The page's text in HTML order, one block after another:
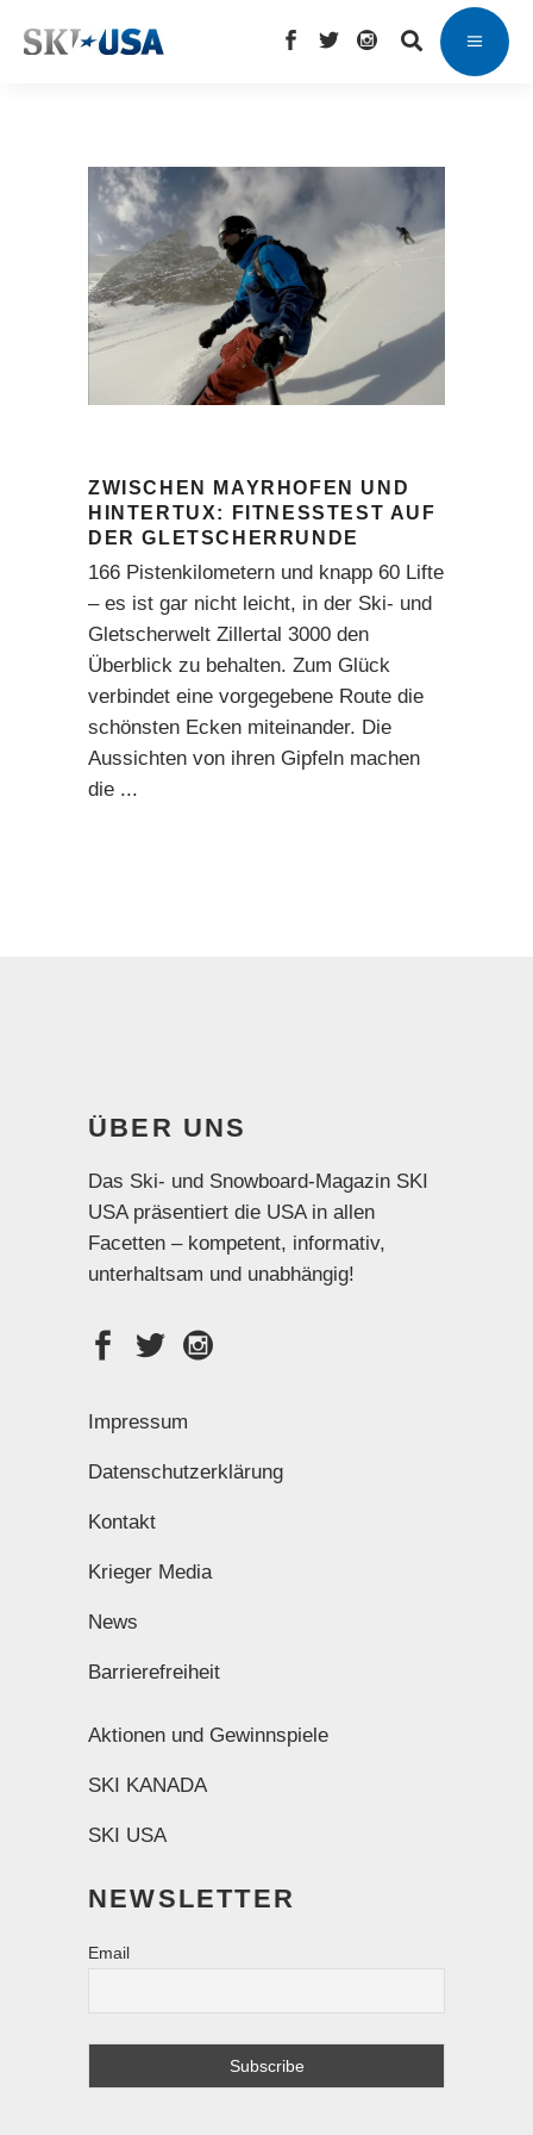
ZWISCHEN MAYRHOFEN UND
HINTERTUX: FITNESSTEST AUF
DER GLETSCHERRUNDE
166 Pistenkilometern und knapp 60 Lifte
– es ist gar nicht leicht, in der Ski- und
Gletscherwelt Zillertal 3000 den
Überblick zu behalten. Zum Glück
verbindet eine vorgegebene Route die
schönsten Ecken miteinander. Die
Aussichten von ihren Gipfeln machen
die
ÜBER UNS
Das Ski- und Snowboard-Magazin SKI
USA präsentiert die USA in allen
Facetten – kompetent, informativ,
unterhaltsam und unabhängig!
Impressum
Datenschutzerklärung
Kontakt
Krieger Media
News
Barrierefreiheit
Aktionen und Gewinnspiele
SKI KANADA
SKI USA
NEWSLETTER
Email